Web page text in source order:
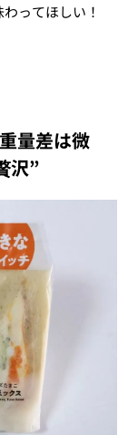
ってほしい！
量差は微
沢”